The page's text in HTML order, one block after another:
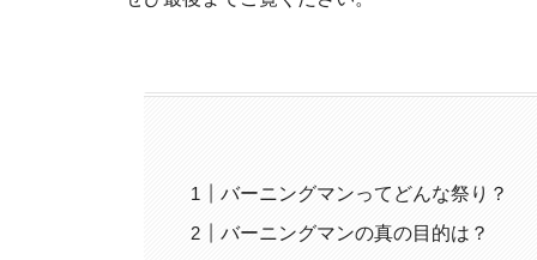
バーニングマンってどんな祭り？
バーニングマンの真の目的は？